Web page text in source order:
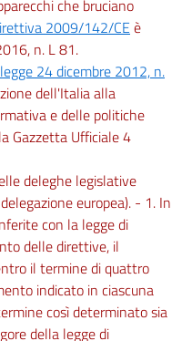
che bruciano
2009/142/CE è
n. L 81.
24 dicembre 2012, n.
dell'Italia alla
e delle politiche
Gazzetta Ufficiale 4
deleghe legislative
europea). - 1. In
con la legge di
delle direttive, il
il termine di quattro
indicato in ciascuna
così determinato sia
della legge di